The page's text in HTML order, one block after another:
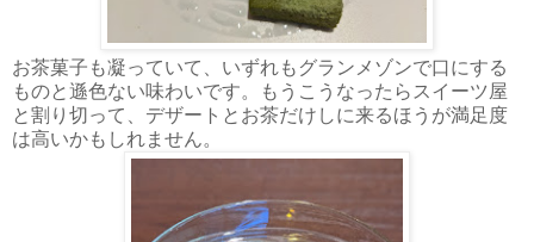
お茶菓子も凝っていて、いずれもグランメゾンで口にする
ものと遜色ない味わいです。もうこうなったらスイーツ屋
と割り切って、デザートとお茶だけしに来るほうが満足度
は高いかもしれません。